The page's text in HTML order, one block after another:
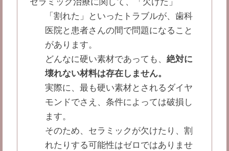
「割れた」といったトラブルが、歯科
医院と患者さんの間で問題になること
があります。
どんなに硬い素材であっても、絶対に
壊れない材料は存在しません。
実際に、最も硬い素材とされるダイヤ
モンドでさえ、条件によっては破損し
ます。
そのため、セラミックが欠けたり、割
れたりする可能性はゼロではありませ